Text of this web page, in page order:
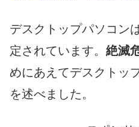
デスクトップパソコン
定されています。 絶滅
めにあえてデスクトッ
を述べました。